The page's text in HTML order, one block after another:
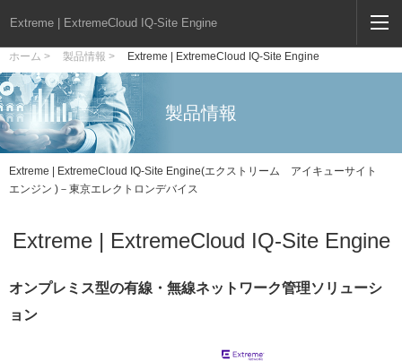
ホーム > 製品情報 > Extreme | ExtremeCloud IQ-Site Engine
製品情報
Extreme | ExtremeCloud IQ-Site Engine(エクストリーム アイキューサイト
エンジン )－東京エレクトロンデバイス
Extreme | ExtremeCloud IQ-Site Engine
オンプレミス型の有線・無線ネットワーク管理ソリューシ
ョン
Extreme | ExtremeCloud IQ-Site Engine